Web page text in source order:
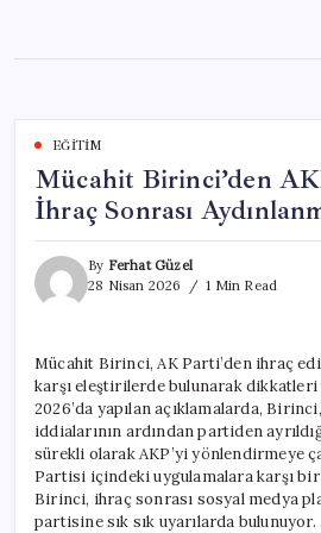
content
EĞITIM
Mücahit Birinci’den
İhraç Sonrası
By Ferhat Güzel
28 Nisan 2026
1 Min Read
Mücahit Birinci, AK Parti’den ihraç
karşı eleştirilerde bulunarak
2026’da yapılan açıklamalarda,
iddialarının ardından partiden
sürekli olarak AKP’yi yönlendirmeye
Partisi içindeki uygulamalara karşı
Birinci, ihraç sonrası sosyal medya
partisine sık sık uyarılarda bulunuyor.